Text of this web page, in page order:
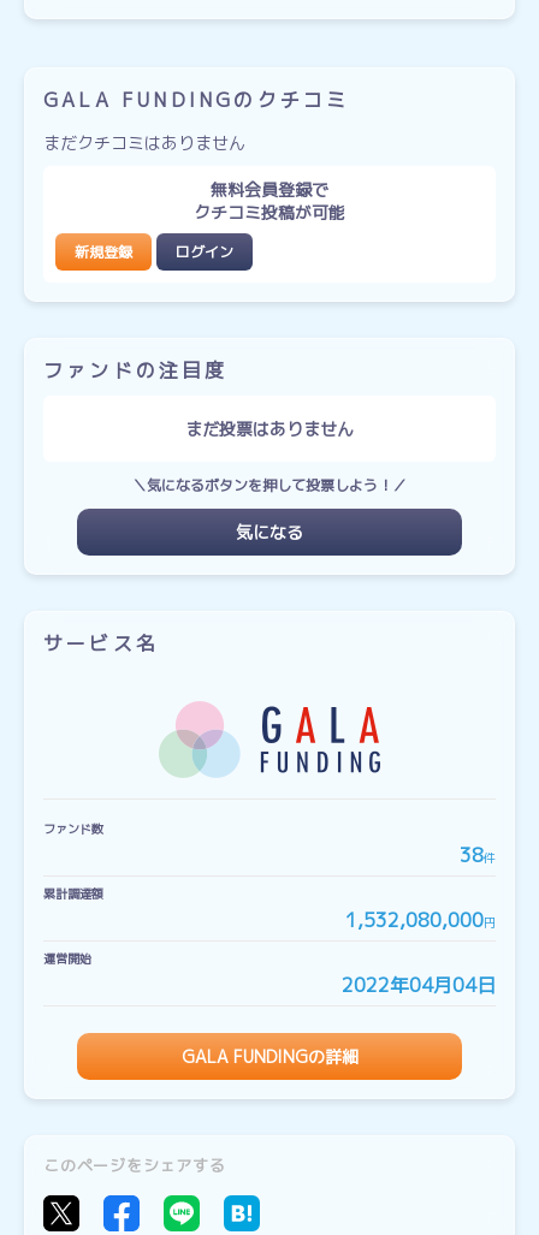
GALA FUNDINGのクチコミ
まだクチコミはありません
無料会員登録で
クチコミ投稿が可能
新規登録 ログイン
ファンドの注目度
まだ投票はありません
＼気になるボタンを押して投票しよう！／
気になる
サービス名
ファンド数
38件
累計調達額
1,532,080,000円
運営開始
2022年04月04日
GALA FUNDINGの詳細
このページをシェアする